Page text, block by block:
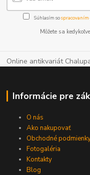
Súhlasím so
Môžete sa
Online antikvariát
Informácie pre
O nás
Ako nakupovať
Obchodné
Fotogaléria
Kontakty
Blog